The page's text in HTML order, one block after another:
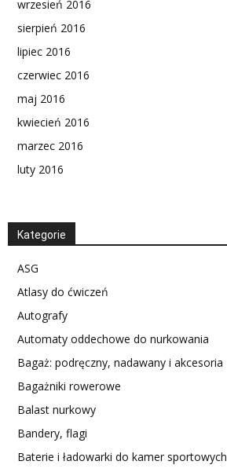
wrzesień 2016
sierpień 2016
lipiec 2016
czerwiec 2016
maj 2016
kwiecień 2016
marzec 2016
luty 2016
Kategorie
ASG
Atlasy do ćwiczeń
Autografy
Automaty oddechowe do nurkowania
Bagaż: podręczny, nadawany i akcesoria
Bagażniki rowerowe
Balast nurkowy
Bandery, flagi
Baterie i ładowarki do kamer sportowych